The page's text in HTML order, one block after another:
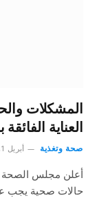
العناية الفائقة
صحة وتغذية أبريل 1, 2024
أعلن مجلس الصحة
حالات صحية يجب